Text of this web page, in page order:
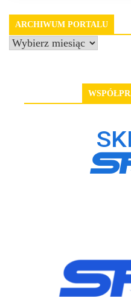
ARCHIWUM PORTALU
Archiwum